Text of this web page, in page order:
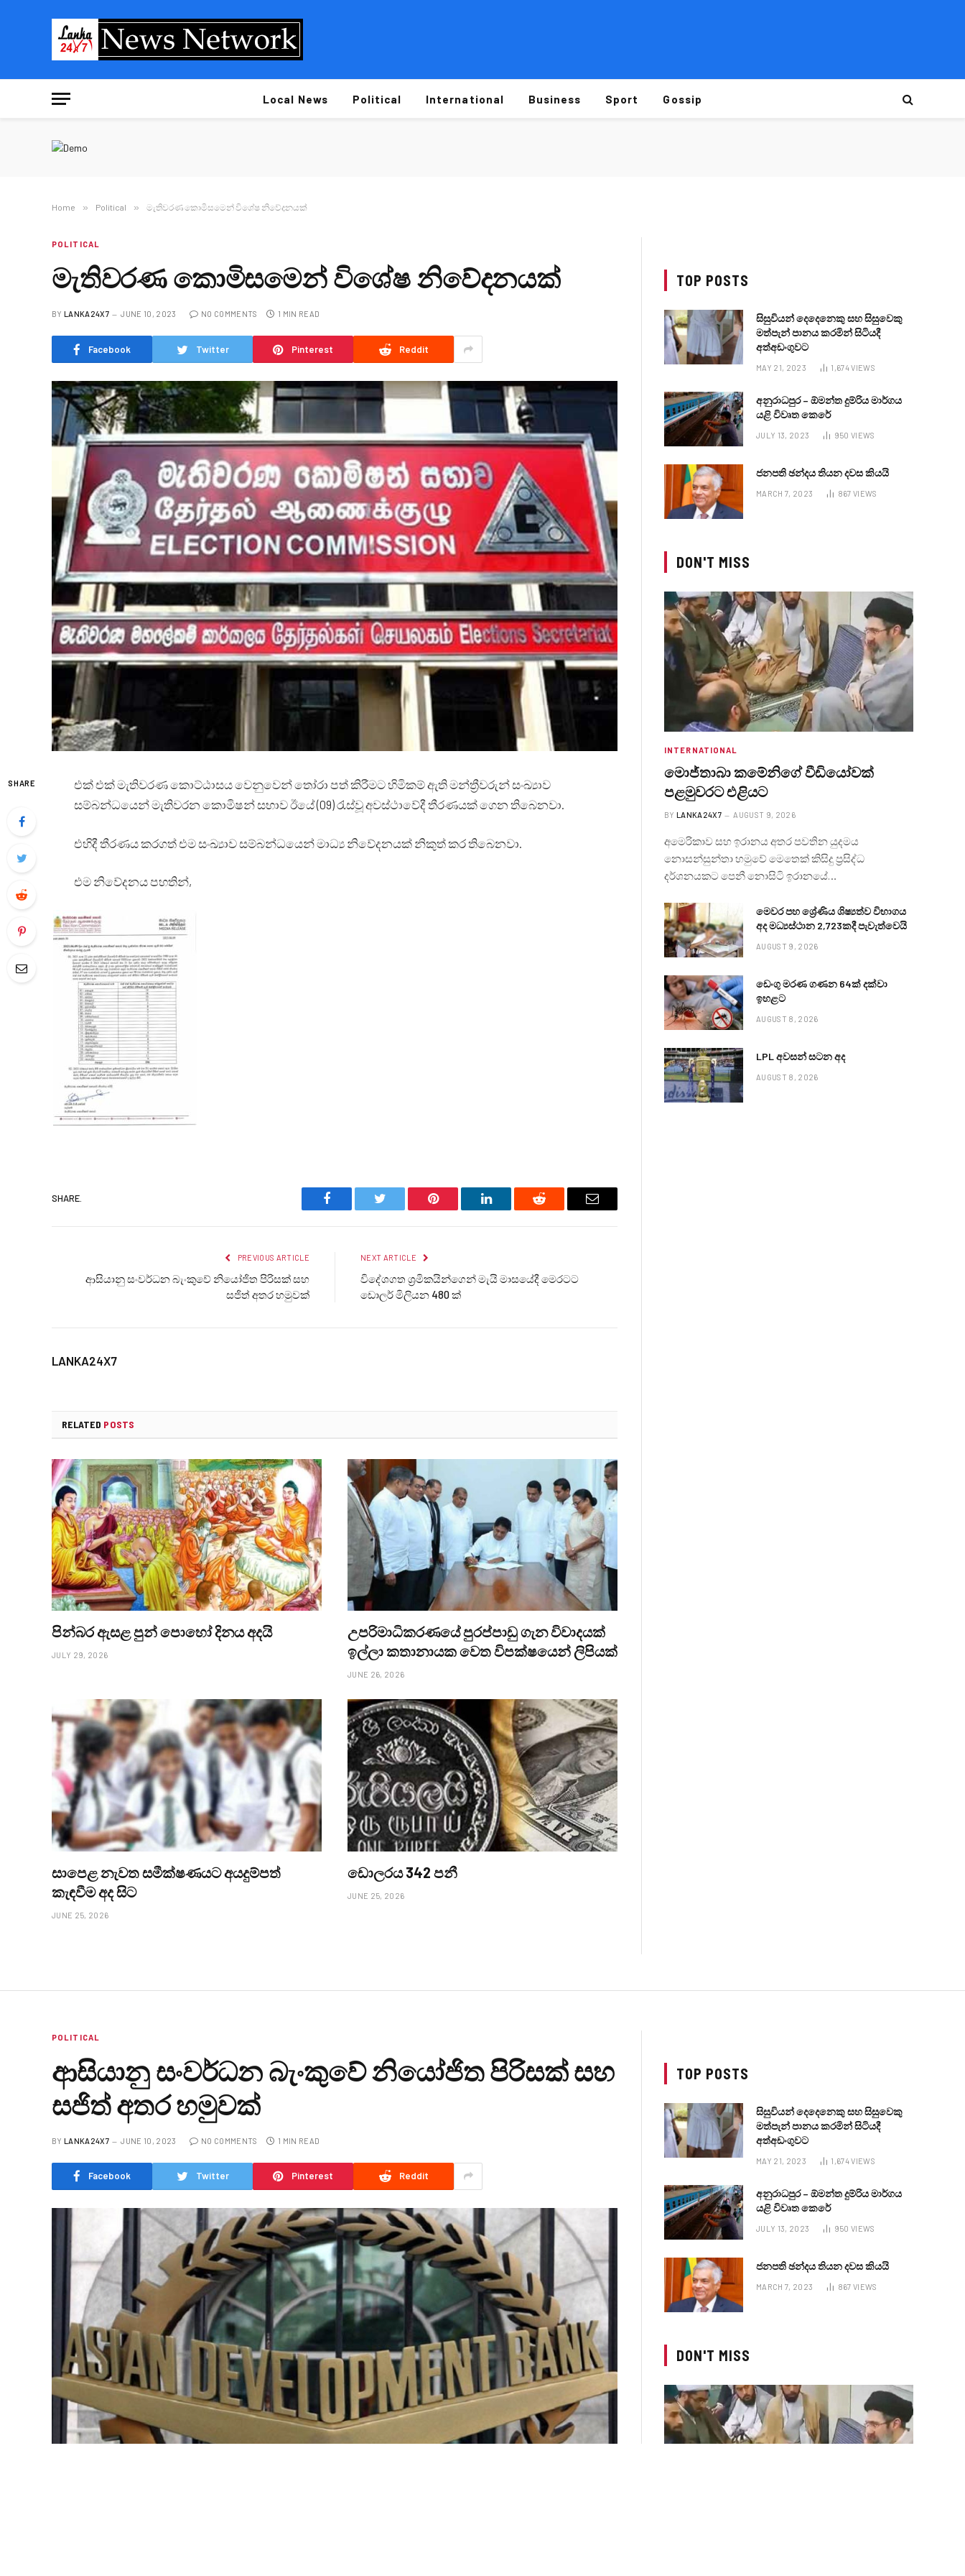
Local News Political International Business Sport Gossip
Home » Political » මැතිවරණ කොමිසමෙන් විශේෂ නිවේදනයක්
POLITICAL
මැතිවරණ කොමිසමෙන් විශේෂ නිවේදනයක්
BY LANKA24X7 JUNE 10, 2023 NO COMMENTS 1 MIN READ
Facebook Twitter Pinterest Reddit
SHARE
එක් එක් මැතිවරණ කොට්ඨාසය වෙනුවෙන් තෝරා පත් කිරීමට හිමිකම් ඇති මන්ත්‍රීවරුන් සංඛ්‍යාව
සම්බන්ධයෙන් මැතිවරන කොමිෂන් සභාව ඊයේ (09) රැස්වූ අවස්ථාවේදී තීරණයක් ගෙන තිබෙනවා.
එහිදී තීරණය කරගත් එම සංඛ්‍යාව සම්බන්ධයෙන් මාධ්‍ය නිවේදනයක් නිකුත් කර තිබෙනවා.
එම නිවේදනය පහතින්,
SHARE.
Facebook Twitter Pinterest LinkedIn Reddit Email
PREVIOUS ARTICLE
ආසියානු සංවර්ධන බැංකුවේ නියෝජිත පිරිසක් සහ
සජිත් අතර හමුවක්
NEXT ARTICLE
විදේශගත ශ්‍රමිකයින්ගෙන් මැයි මාසයේදී මෙරටට
ඩොලර් මිලියන 480 ක්
LANKA24X7
RELATED POSTS
පින්බර ඇසළ පුන් පොහෝ දිනය අදයි
JULY 29, 2026
උපරිමාධිකරණයේ පුරප්පාඩු ගැන විවාදයක්
ඉල්ලා කතානායක වෙත විපක්ෂයෙන් ලිපියක්
JUNE 26, 2026
සාපෙළ නැවත සමීක්ෂණයට අයදුම්පත්
කැඳවීම අද සිට
JUNE 25, 2026
ඩොලරය 342 පනී
JUNE 25, 2026
TOP POSTS
සිසුවියන් දෙදෙනෙකු සහ සිසුවෙකු
මත්පැන් පානය කරමින් සිටියදී
අත්අඩංගුවට
MAY 21, 2023 1,674VIEWS
අනුරාධපුර – ඕමන්ත දුම්රිය මාර්ගය
යළි විවෘත කෙරේ
JULY 13, 2023 950 VIEWS
ජනපති ඡන්දය තියන දවස කියයි
MARCH 7, 2023 867 VIEWS
DON'T MISS
INTERNATIONAL
මොජ්තාබා කමේනිගේ වීඩියෝවක්
පළමුවරට එළියට
BY LANKA24X7 AUGUST 9, 2026
අමෙරිකාව සහ ඉරානය අතර පවතින යුදමය
නොසන්සුන්තා හමුවේ මෙතෙක් කිසිදු ප්‍රසිද්ධ
දර්ශනයකට පෙනී නොසිටි ඉරානයේ…
මෙවර පහ ශ්‍රේණිය ශිෂ්‍යත්ව විභාගය
අද මධ්‍යස්ථාන 2,723කදී පැවැත්වෙයි
AUGUST 9, 2026
ඩෙංගු මරණ ගණන 64ක් දක්වා
ඉහළට
AUGUST 8, 2026
LPL අවසන් සටන අද
AUGUST 8, 2026
POLITICAL
ආසියානු සංවර්ධන බැංකුවේ නියෝජිත පිරිසක් සහ
සජිත් අතර හමුවක්
BY LANKA24X7 JUNE 10, 2023 NO COMMENTS 1 MIN READ
Facebook Twitter Pinterest Reddit
TOP POSTS
සිසුවියන් දෙදෙනෙකු සහ සිසුවෙකු
මත්පැන් පානය කරමින් සිටියදී
අත්අඩංගුවට
MAY 21, 2023 1,674VIEWS
අනුරාධපුර – ඕමන්ත දුම්රිය මාර්ගය
යළි විවෘත කෙරේ
JULY 13, 2023 950 VIEWS
ජනපති ඡන්දය තියන දවස කියයි
MARCH 7, 2023 867 VIEWS
DON'T MISS